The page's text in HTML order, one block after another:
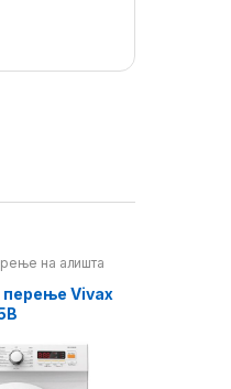
на алишта
Vivax